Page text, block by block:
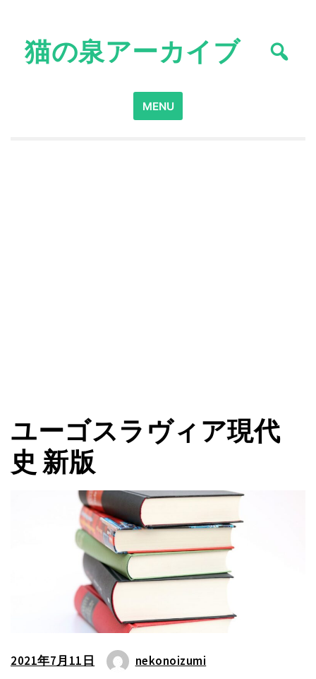
content猫の泉アーカイブ
Search
for:
MENU
ユーゴスラヴィア現代
史 新版
2021年7月11日 nekonoizumi